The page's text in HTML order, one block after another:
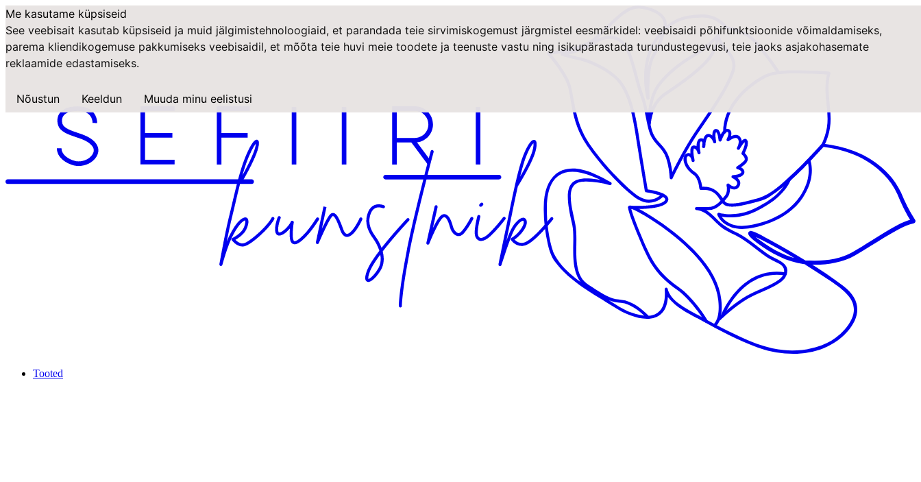
Me kasutame küpsiseid
See veebisait kasutab küpsiseid ja muid jälgimistehnoloogiaid, et parandada teie sirvimiskogemust järgmistel eesmärkidel: veebisaidi põhifunktsioonide võimaldamiseks,
parema kliendikogemuse pakkumiseks veebisaidil, et mõõta teie huvi meie toodete ja teenuste vastu ning isikupärastada turundustegevusi, teie jaoks asjakohasemate
reklaamide edastamiseks.
Nõustun Keeldun Muuda minu eelistusi
Tooted